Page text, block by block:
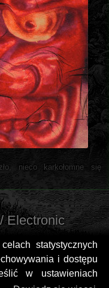
statystycznych
i dostępu
w ustawieniach
nieco karkołomne się
Electronic